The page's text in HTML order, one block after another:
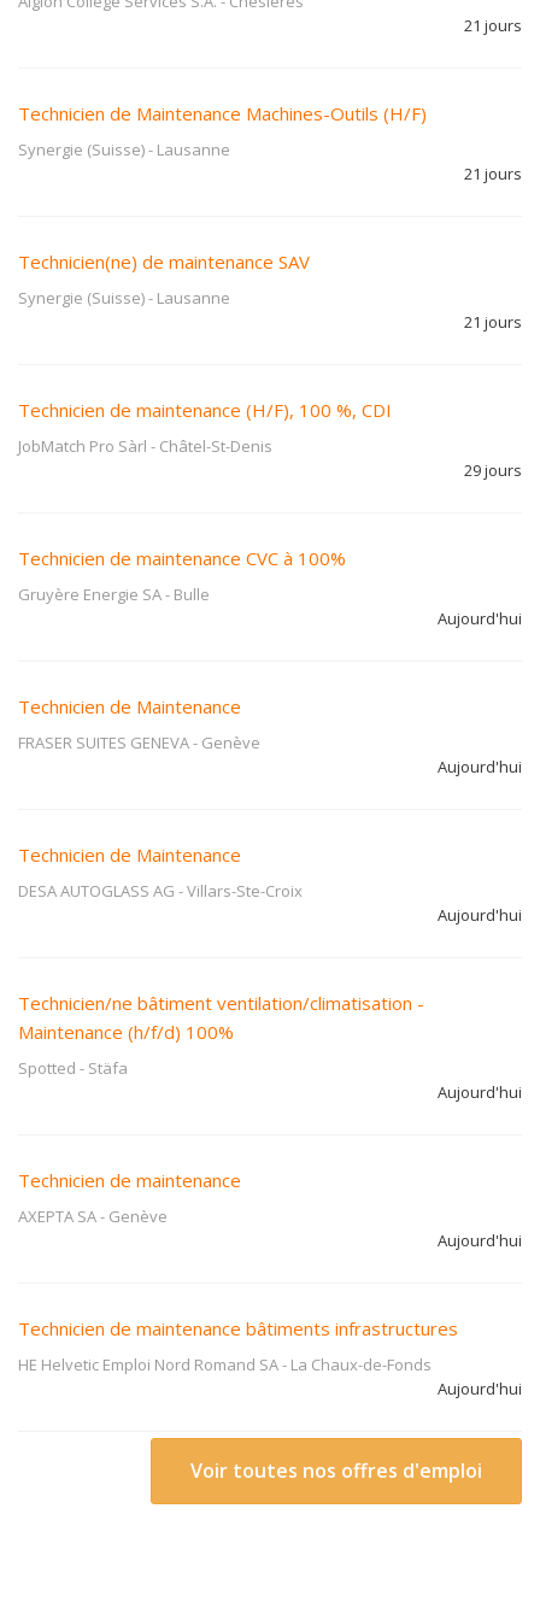
21 jours
Technicien de Maintenance Machines-Outils (H/F)
Synergie (Suisse)- Lausanne
21 jours
Technicien(ne) de maintenance SAV
Synergie (Suisse)- Lausanne
21 jours
Technicien de maintenance (H/F), 100 %, CDI
JobMatch Pro Sàrl - Châtel-St-Denis
29 jours
Technicien de maintenance CVC à 100%
Gruyère Energie SA- Bulle
Aujourd'hui
Technicien de Maintenance
FRASER SUITES GENEVA- Genève
Aujourd'hui
Technicien de Maintenance
DESA AUTOGLASS AG -Villars-Ste-Croix
Aujourd'hui
Technicien/ne bâtiment ventilation/climatisation -
Maintenance (h/f/d) 100%
Spotted - Stäfa
Aujourd'hui
Technicien de maintenance
AXEPTA SA- Genève
Aujourd'hui
Technicien de maintenance bâtiments infrastructures
HE Helvetic Emploi Nord Romand SA- La Chaux-de-Fonds
Aujourd'hui
Voir toutes nos offres d'emploi